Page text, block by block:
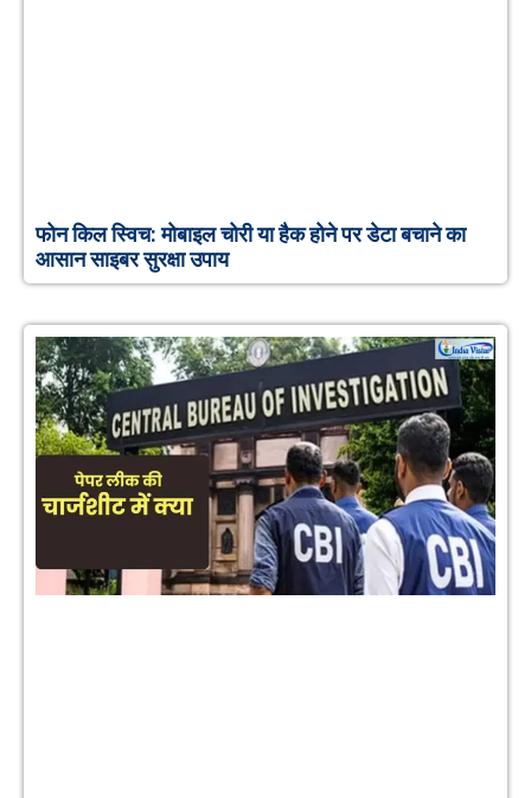
फोन किल स्विच: मोबाइल चोरी या हैक होने पर डेटा बचाने का
आसान साइबर सुरक्षा उपाय